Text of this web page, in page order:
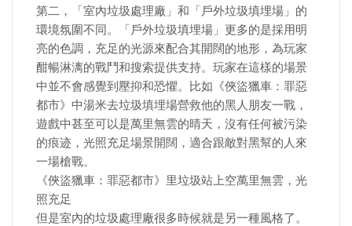
第二，「室內垃圾處理廠」和「戶外垃圾填埋場」的
環境氛圍不同。「戶外垃圾填埋場」更多的是採用明
亮的色調，充足的光源來配合其開闊的地形，為玩家
酣暢淋漓的戰鬥和搜索提供支持。玩家在這樣的場景
中並不會感覺到壓抑和恐懼。比如《俠盜獵車：罪惡
都市》中湯米去垃圾填埋場營救他的黑人朋友一戰，
遊戲中甚至可以是萬里無雲的晴天，沒有任何被污染
的痕迹，光照充足場景開闊，適合跟敵對黑幫的人來
一場槍戰。
《俠盜獵車：罪惡都市》里垃圾站上空萬里無雲，光
照充足
但是室內的垃圾處理廠很多時候就是另一種風格了。